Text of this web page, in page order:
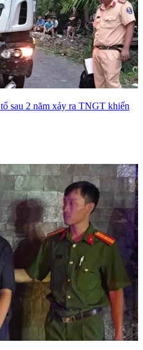
sau 2 năm xảy ra TNGT khiến